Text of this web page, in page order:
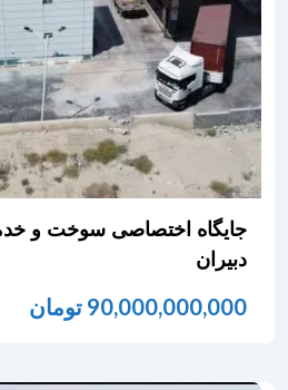
جایگاه اختصاصی سوخت و
دبیران
90,000,000,000 تومان